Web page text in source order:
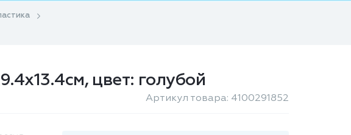
цвет: голубой
Артикул товара: 4100291852